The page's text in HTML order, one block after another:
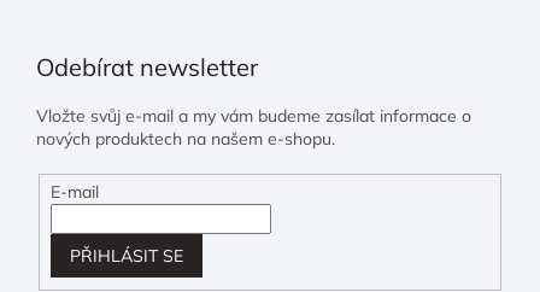
Odebírat newsletter
Vložte svůj e-mail a my vám budeme zasílat informace o
nových produktech na našem e-shopu.
E-mail
PŘIHLÁSIT SE